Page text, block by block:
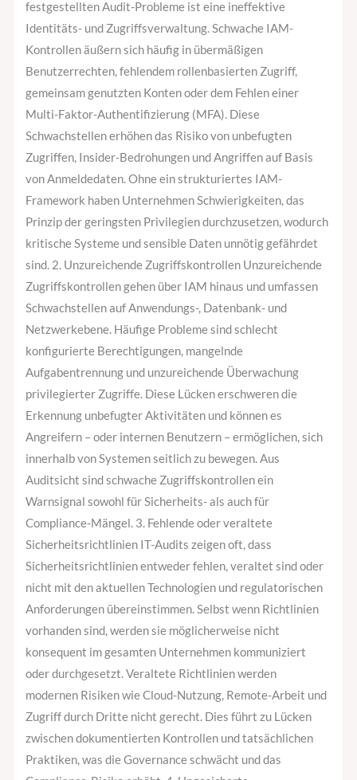
festgestellten Audit-Probleme ist eine ineffektive
Identitäts- und Zugriffsverwaltung. Schwache IAM-
Kontrollen äußern sich häufig in übermäßigen
Benutzerrechten, fehlendem rollenbasierten Zugriff,
gemeinsam genutzten Konten oder dem Fehlen einer
Multi-Faktor-Authentifizierung (MFA). Diese
Schwachstellen erhöhen das Risiko von unbefugten
Zugriffen, Insider-Bedrohungen und Angriffen auf Basis
von Anmeldedaten. Ohne ein strukturiertes IAM-
Framework haben Unternehmen Schwierigkeiten, das
Prinzip der geringsten Privilegien durchzusetzen, wodurch
kritische Systeme und sensible Daten unnötig gefährdet
sind. 2. Unzureichende Zugriffskontrollen Unzureichende
Zugriffskontrollen gehen über IAM hinaus und umfassen
Schwachstellen auf Anwendungs-, Datenbank- und
Netzwerkebene. Häufige Probleme sind schlecht
konfigurierte Berechtigungen, mangelnde
Aufgabentrennung und unzureichende Überwachung
privilegierter Zugriffe. Diese Lücken erschweren die
Erkennung unbefugter Aktivitäten und können es
Angreifern – oder internen Benutzern – ermöglichen, sich
innerhalb von Systemen seitlich zu bewegen. Aus
Auditsicht sind schwache Zugriffskontrollen ein
Warnsignal sowohl für Sicherheits- als auch für
Compliance-Mängel. 3. Fehlende oder veraltete
Sicherheitsrichtlinien IT-Audits zeigen oft, dass
Sicherheitsrichtlinien entweder fehlen, veraltet sind oder
nicht mit den aktuellen Technologien und regulatorischen
Anforderungen übereinstimmen. Selbst wenn Richtlinien
vorhanden sind, werden sie möglicherweise nicht
konsequent im gesamten Unternehmen kommuniziert
oder durchgesetzt. Veraltete Richtlinien werden
modernen Risiken wie Cloud-Nutzung, Remote-Arbeit und
Zugriff durch Dritte nicht gerecht. Dies führt zu Lücken
zwischen dokumentierten Kontrollen und tatsächlichen
Praktiken, was die Governance schwächt und das